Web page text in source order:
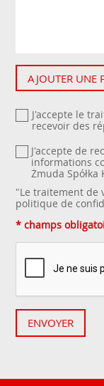
AJOUTER UNE
J'accepte le
recevoir des
J'accepte de
informations
Żmuda
"Le traitement de
politique de
* champs
ENVOYER